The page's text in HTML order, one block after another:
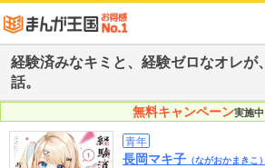
経験済みなキミと、経験ゼロなオレが
話。
無料キャンペーン実施中
青年
長岡マキ子 （ながおかまきこ）